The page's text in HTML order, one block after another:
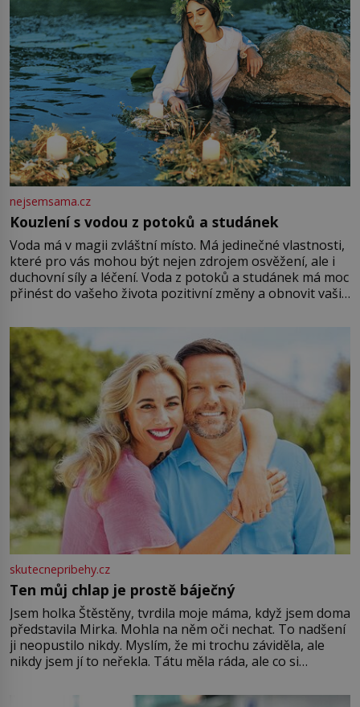
nejsemsama.cz
Kouzlení s vodou z potoků a studánek
Voda má v magii zvláštní místo. Má jedinečné vlastnosti,
které pro vás mohou být nejen zdrojem osvěžení, ale i
duchovní síly a léčení. Voda z potoků a studánek má moc
přinést do vašeho života pozitivní změny a obnovit vaši
můžete obohatit své rituály a přinést do svého života
větší harmonii a klid. Je důležité
skutecnepribehy.cz
Ten můj chlap je prostě báječný
Jsem holka Štěstěny, tvrdila moje máma, když jsem doma
představila Mirka. Mohla na něm oči nechat. To nadšení
ji neopustilo nikdy. Myslím, že mi trochu záviděla, ale
nikdy jsem jí to neřekla. Tátu měla ráda, ale co si
Jsme spolu moc rádi Tehdy byla jiná doba, když